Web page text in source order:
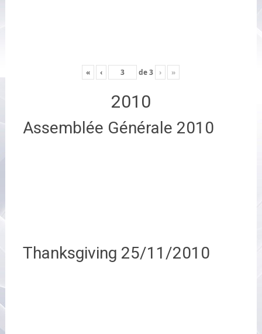
« ‹ de3 › »
2010
Assemblée Générale 2010
Thanksgiving 25/11/2010